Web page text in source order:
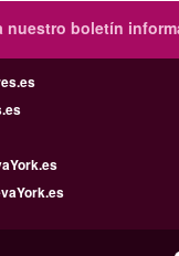
nuestro boletín